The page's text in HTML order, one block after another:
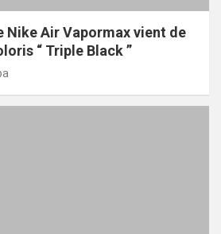
Nike Air Vapormax vient de
“ Triple Black ”